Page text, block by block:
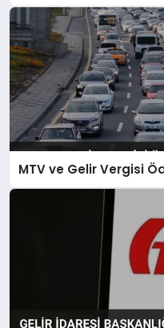
Vurgusu
MTV ve Gelir Vergisi